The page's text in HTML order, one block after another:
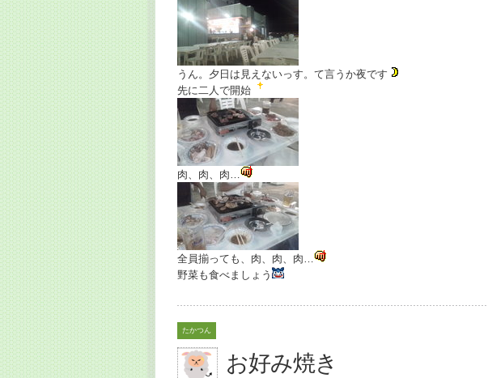
うん。夕日は見えないっす。て言うか夜です
先に二人で開始
肉、肉、肉…
全員揃っても、肉、肉、肉…
野菜も食べましょう
たかつん
お好み焼き